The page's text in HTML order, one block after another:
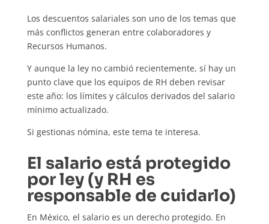
Los descuentos salariales son uno de los temas que
más conflictos generan entre colaboradores y
Recursos Humanos.
Y aunque la ley no cambió recientemente, sí hay un
punto clave que los equipos de RH deben revisar
este año: los límites y cálculos derivados del salario
mínimo actualizado.
Si gestionas nómina, este tema te interesa.
El salario está protegido
por ley (y RH es
responsable de cuidarlo)
En México, el salario es un derecho protegido. En